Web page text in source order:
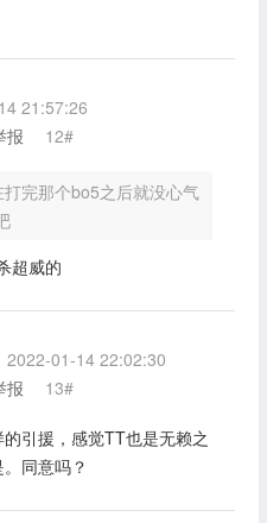
21:57:26
报 12#
完那个bo5之后就没心气
超威的
2022-01-14 22:02:30
报 13#
引援，感觉TT也是无赖之
同意吗？